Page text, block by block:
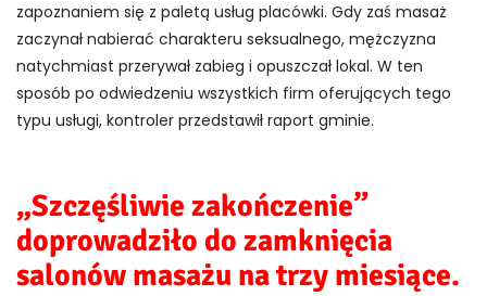
zapoznaniem się z paletą usług placówki. Gdy zaś masaż
zaczynał nabierać charakteru seksualnego, mężczyzna
natychmiast przerywał zabieg i opuszczał lokal. W ten
sposób po odwiedzeniu wszystkich firm oferujących tego
typu usługi, kontroler przedstawił raport gminie.
„Szczęśliwie zakończenie”
doprowadziło do zamknięcia
salonów masażu na trzy miesiące.